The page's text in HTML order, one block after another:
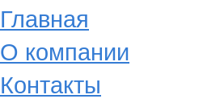
Главная
О компании
Контакты